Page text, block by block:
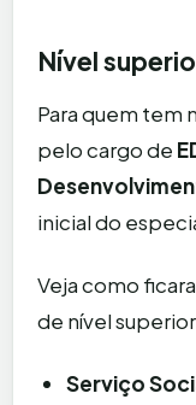
Nível
Para quem tem
pelo cargo de
inicial do
Veja como
de nível
Serviço